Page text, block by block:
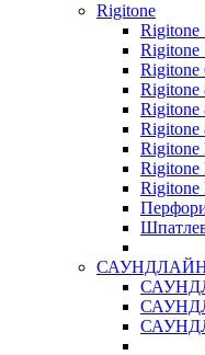
Rigitone
Rigitone
Rigitone
Rigitone
Rigitone
Rigitone
Rigitone
Rigitone
Rigitone
Rigitone
САУНДЛАЙН-